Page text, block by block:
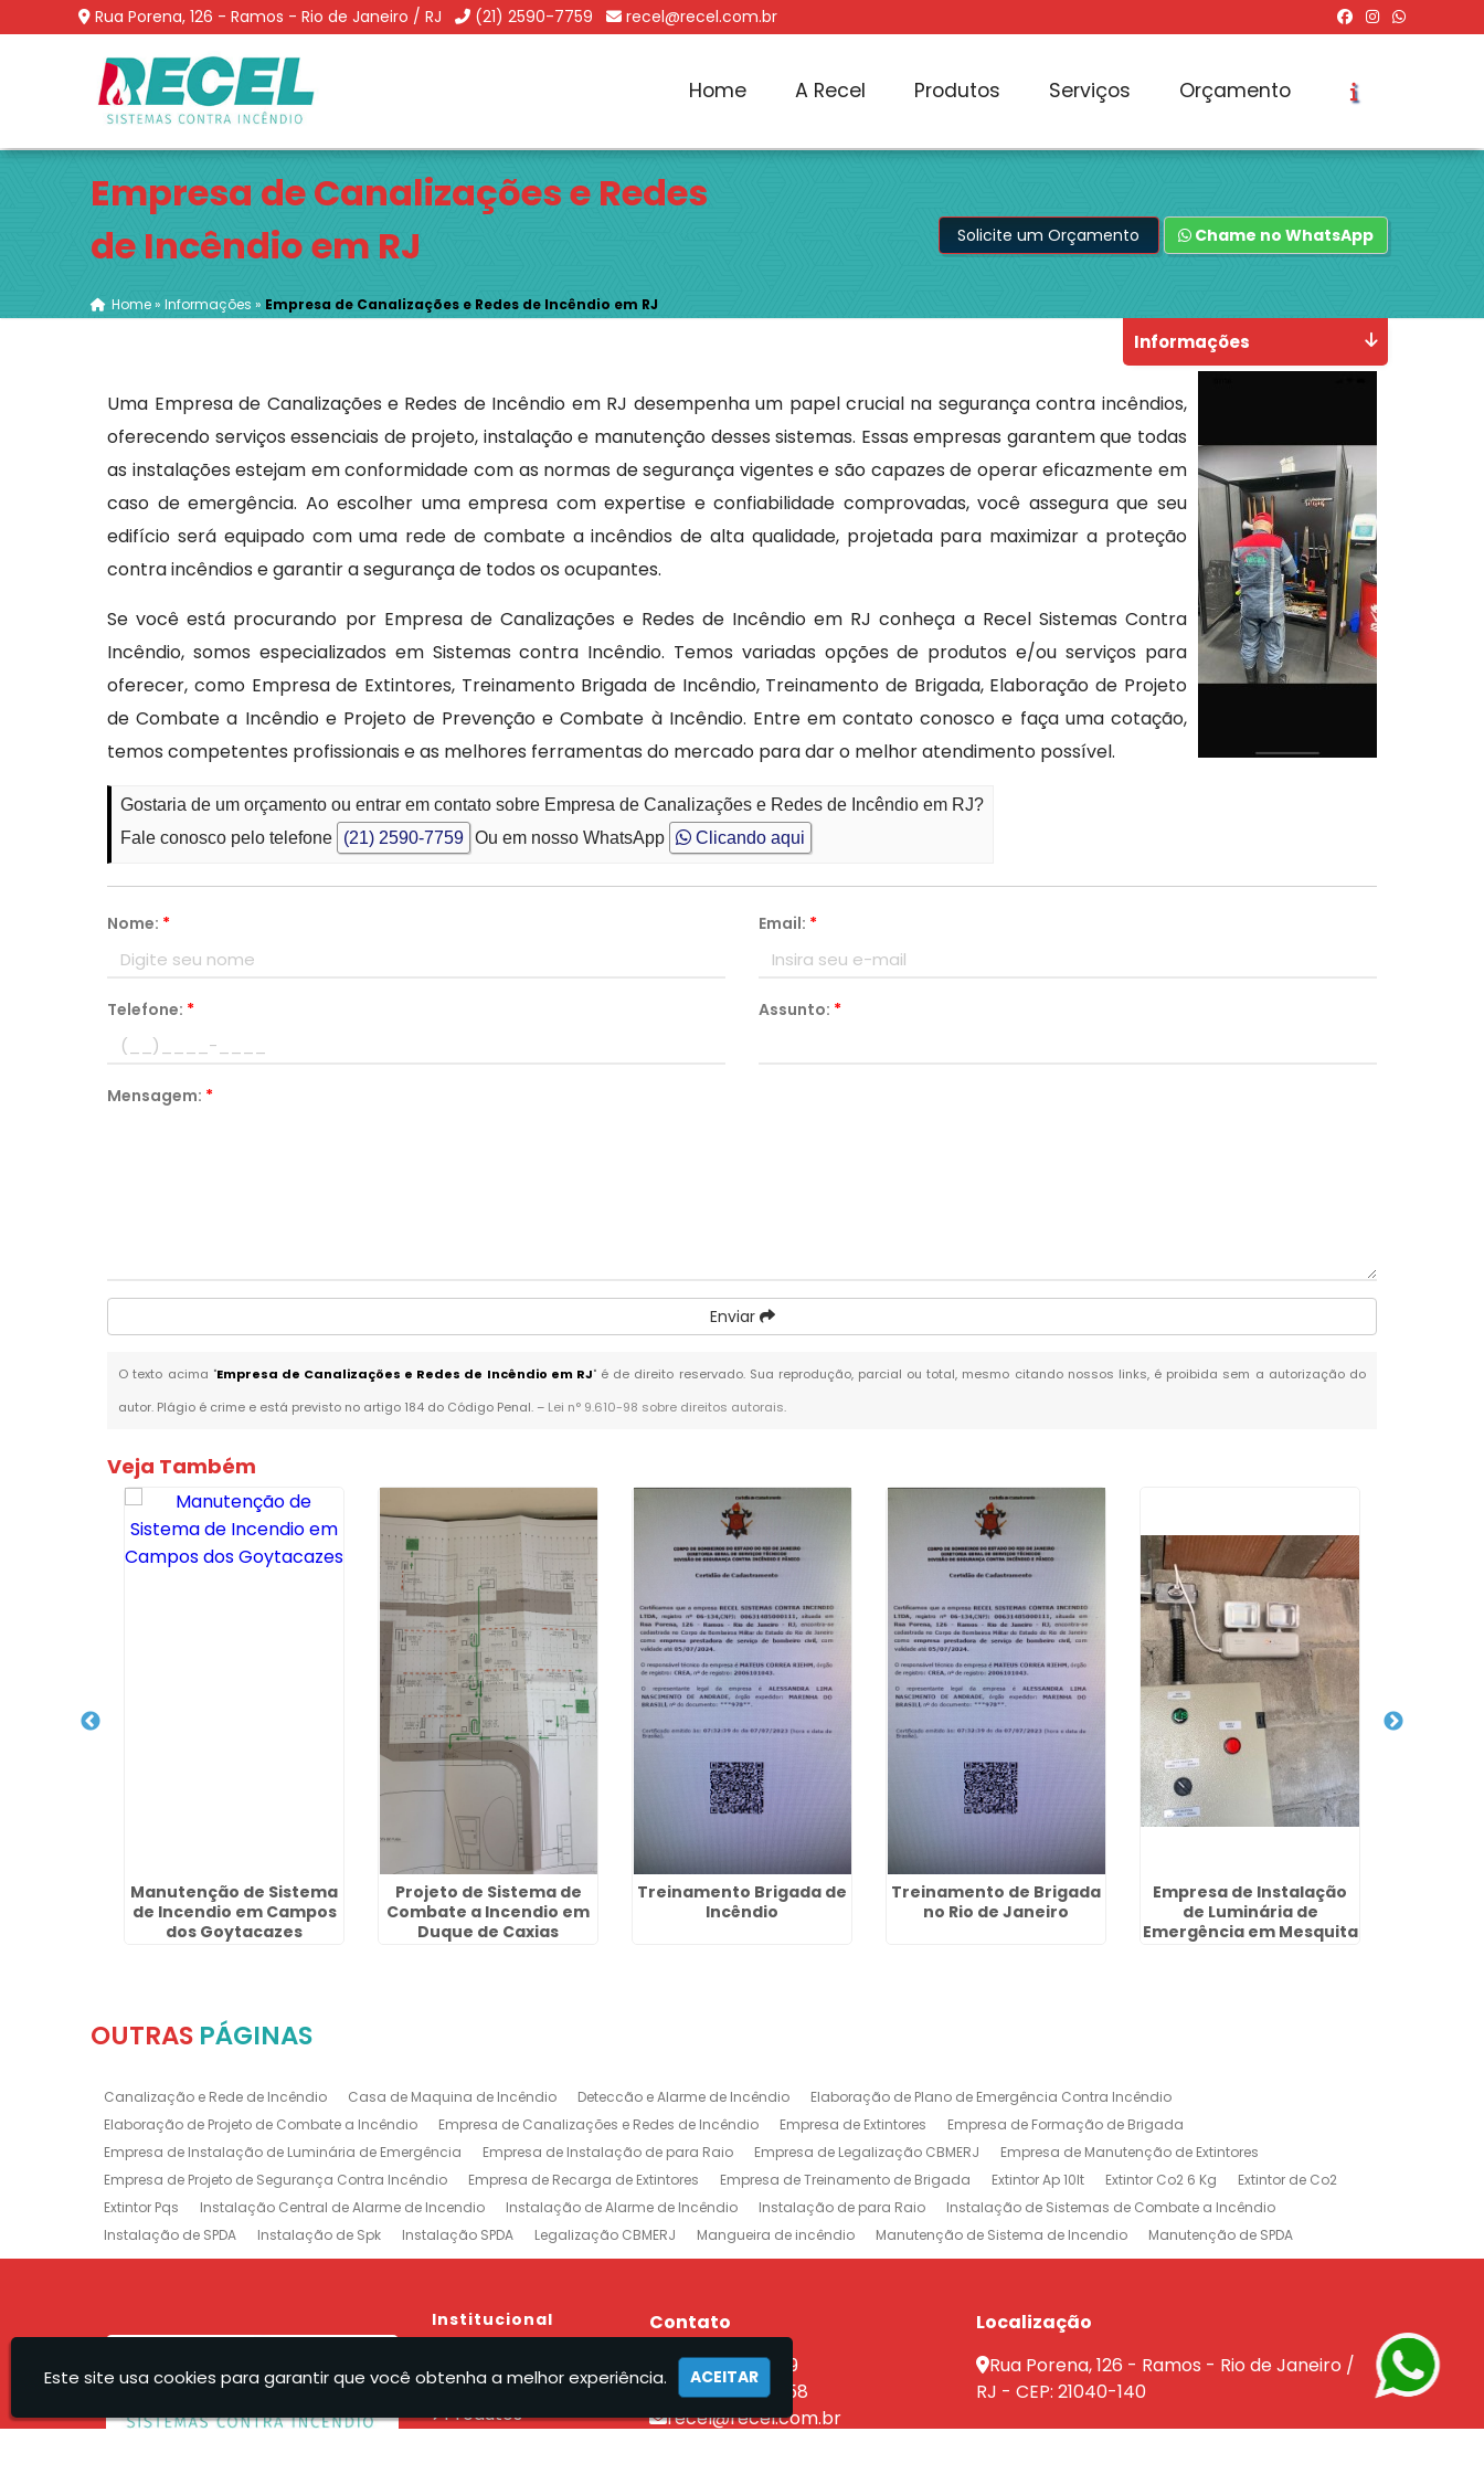
Rua Porena, 126 - Ramos - Rio de Janeiro / RJ (21) 2590-7759 recel@recel.com.br
Home A Recel Produtos Serviços Orçamento
Empresa de Canalizações e Redes
de Incêndio em RJ
Home»Informações » Empresa de Canalizações e Redes de Incêndio em RJ
Solicite um Orçamento Chame no WhatsApp
Uma Empresa de Canalizações e Redes de Incêndio em RJ desempenha um papel crucial na segurança contra incêndios,
oferecendo serviços essenciais de projeto, instalação e manutenção desses sistemas. Essas empresas garantem que todas
as instalações estejam em conformidade com as normas de segurança vigentes e são capazes de operar eficazmente em
caso de emergência. Ao escolher uma empresa com expertise e confiabilidade comprovadas, você assegura que seu
edifício será equipado com uma rede de combate a incêndios de alta qualidade, projetada para maximizar a proteção
contra incêndios e garantir a segurança de todos os ocupantes.
Se você está procurando por Empresa de Canalizações e Redes de Incêndio em RJ conheça a Recel Sistemas Contra
Incêndio, somos especializados em Sistemas contra Incêndio. Temos variadas opções de produtos e/ou serviços para
oferecer, como Empresa de Extintores, Treinamento Brigada de Incêndio, Treinamento de Brigada, Elaboração de Projeto
de Combate a Incêndio e Projeto de Prevenção e Combate à Incêndio. Entre em contato conosco e faça uma cotação,
temos competentes profissionais e as melhores ferramentas do mercado para dar o melhor atendimento possível.
Gostaria de um orçamento ou entrar em contato sobre Empresa de Canalizações e Redes de Incêndio em RJ?
Fale conosco pelo telefone
(21) 2590-7759 Ou em nosso WhatsApp Clicando aqui
Nome: * Email: *
Telefone: * Assunto: *
Mensagem: *
Enviar
O texto acima "Empresa de Canalizações e Redes de Incêndio em RJ" é de direito reservado. Sua reprodução, parcial ou total, mesmo citando nossos links, é proibida sem a autorização do
autor. Plágio é crime e está previsto no artigo 184 do Código Penal. – Lei n° 9.610-98 sobre direitos autorais.
Informações
Veja Também
Manutenção de Sistema
de Incendio em Campos
dos Goytacazes
Projeto de Sistema de
Combate a Incendio em
Duque de Caxias
Treinamento Brigada de
Incêndio
Treinamento de Brigada
no Rio de Janeiro
Empresa de Instalação
de Luminária de
Emergência em Mesquita
OUTRAS PÁGINAS
Canalização e Rede de Incêndio Casa de Maquina de Incêndio Deteccão e Alarme de Incêndio
Elaboração de Plano de Emergência Contra Incêndio
Elaboração de Projeto de Combate a Incêndio
Empresa de Canalizações e Redes de Incêndio Empresa de Extintores
Empresa de Formação de Brigada
Empresa de Instalação de Luminária de Emergência
Empresa de Instalação de para Raio Empresa de Legalização CBMERJ
Empresa de Manutenção de Extintores
Empresa de Projeto de Segurança Contra Incêndio
Empresa de Recarga de Extintores Empresa de Treinamento de Brigada Extintor Ap 10lt Extintor Co2 6 Kg
Extintor de Co2
Extintor Pqs
Instalação Central de Alarme de Incendio Instalação de Alarme de Incêndio Instalação de para Raio
Instalação de Sistemas de Combate a Incêndio
Instalação de SPDA
Instalação de Spk Instalação SPDA Legalização CBMERJ Mangueira de incêndio Manutenção de Sistema de Incendio
Manutenção de SPDA
Manutenção e Instalação de SPDA
Projeto de Detecção e Alarme de Incêndio Projeto de Prevenção e Combate à Incêndio
Projeto de Sistema de Combate a Incendio
Empresa de Manutenção de Extintores em Jacarepaguá Empresa de Extintores na Barra da Tijuca
Empresa de Extintores no Rio de Janeiro
Prevenção e Combate a Incêndio no Rio de Janeiro
Sistemas de Combate a Incêndio no Rio de Janeiro
Manutenção Sistema Preventivo Rio de Janeiro
Empresa de Projeto de Incêndio Rio de Janeiro
Institucional
A Recel
Produtos
Contato
(21) 2590-7759
(21) 96462-7358
recel@recel.com.br
Localização
Rua Porena, 126 - Ramos - Rio de Janeiro /
RJ - CEP: 21040-140
Este site usa cookies para garantir que você obtenha a melhor experiência. ACEITAR